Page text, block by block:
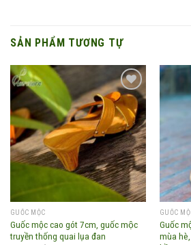
SẢN PHẨM TƯƠNG TỰ
Add to
wishlist
GUỐC MỘC
Guốc mộc cao gót 7cm, guốc mộc
truyền thống quai lụa đan
GUỐC
Guốc
mùa